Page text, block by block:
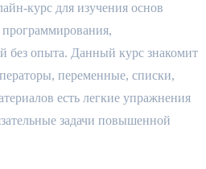
для изучения основ
без опыта. Данный курс знакомит
переменные, списки,
есть легкие упражнения
задачи повышенной